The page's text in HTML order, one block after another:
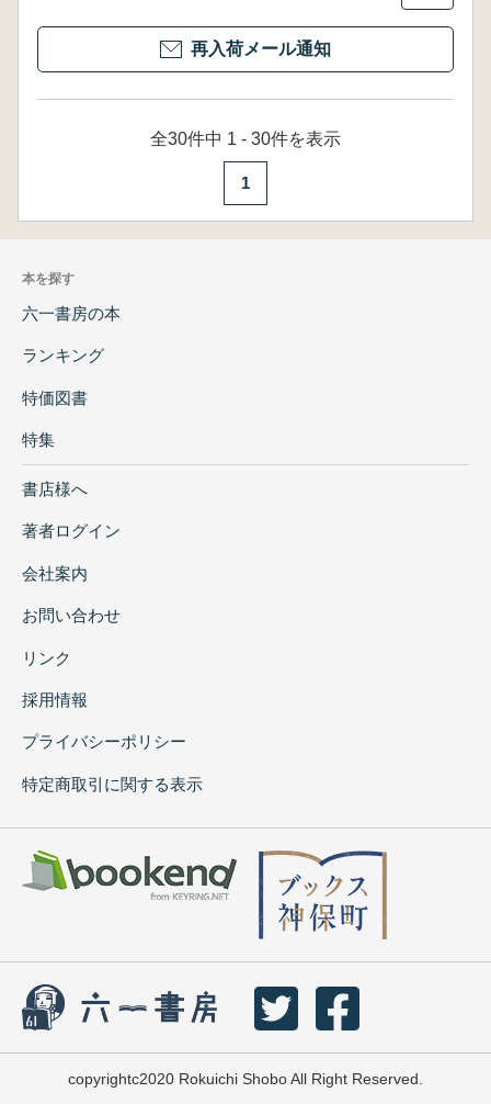
再入荷メール通知
全30件中 1 - 30件を表示
1
本を探す
六一書房の本
ランキング
特価図書
特集
書店様へ
著者ログイン
会社案内
お問い合わせ
リンク
採用情報
プライバシーポリシー
特定商取引に関する表示
copyrightc2020 Rokuichi Shobo All Right Reserved.